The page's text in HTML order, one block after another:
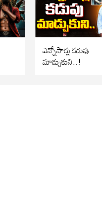
ఎన్నోసార్లు కడుపు
మాడ్చుకుని..!